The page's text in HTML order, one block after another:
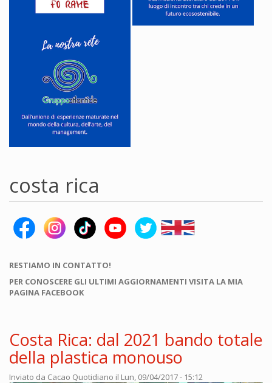
costa rica
RESTIAMO IN CONTATTO!
PER CONOSCERE GLI ULTIMI AGGIORNAMENTI VISITA LA MIA
PAGINA FACEBOOK
Costa Rica: dal 2021 bando totale
della plastica monouso
Inviato da Cacao Quotidiano il Lun, 09/04/2017 - 15:12